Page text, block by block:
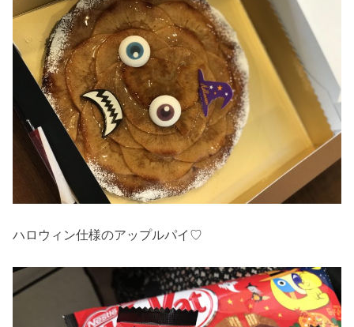
ハロウィン仕様のアップルパイ♡